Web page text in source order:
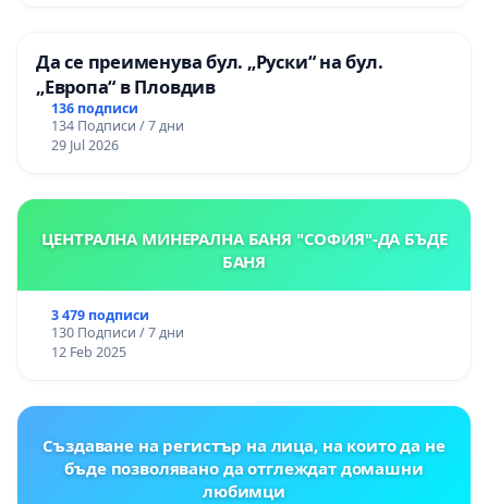
Да се преименува бул. „Руски“ на бул.
„Европа“ в Пловдив
136 подписи
134 Подписи / 7 дни
29 Jul 2026
ЦЕНТРАЛНА МИНЕРАЛНА БАНЯ "СОФИЯ"-ДА БЪДЕ
БАНЯ
3 479 подписи
130 Подписи / 7 дни
12 Feb 2025
Създаване на регистър на лица, на които да не
бъде позволявано да отглеждат домашни
любимци